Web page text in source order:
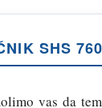
SHS
vas da